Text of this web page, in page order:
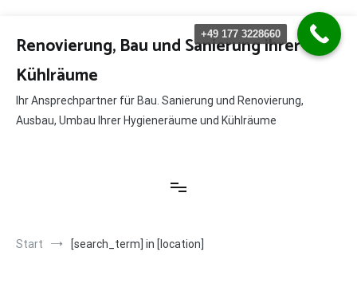
Inhalt
springen
Renovierung, Bau und Sanierung ihrer
Kühlräume
Ihr Ansprechpartner für Bau. Sanierung und Renovierung,
Ausbau, Umbau Ihrer Hygieneräume und Kühlräume
Start [search_term] in [location]
+49 177 3228660